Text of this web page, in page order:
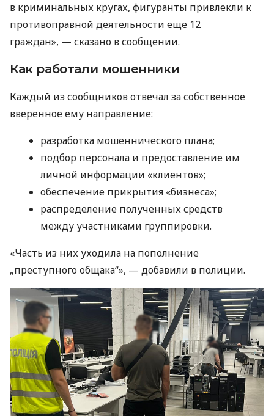
в криминальных кругах, фигуранты привлекли к
противоправной деятельности еще 12
граждан», — сказано в сообщении.
Как работали мошенники
Каждый из сообщников отвечал за собственное
вверенное ему направление:
разработка мошеннического плана;
подбор персонала и предоставление им
личной информации «клиентов»;
обеспечение прикрытия «бизнеса»;
распределение полученных средств
между участниками группировки.
«Часть из них уходила на пополнение
„преступного общака“», — добавили в полиции.